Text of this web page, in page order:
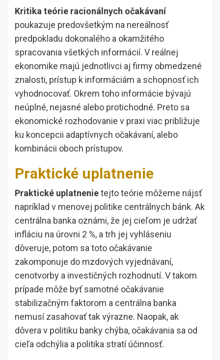
Kritika teórie racionálnych očakávaní
poukazuje predovšetkým na nereálnosť
predpokladu dokonalého a okamžitého
spracovania všetkých informácií. V reálnej
ekonomike majú jednotlivci aj firmy obmedzené
znalosti, prístup k informáciám a schopnosť ich
vyhodnocovať. Okrem toho informácie bývajú
neúplné, nejasné alebo protichodné. Preto sa
ekonomické rozhodovanie v praxi viac približuje
ku koncepcii adaptívnych očakávaní, alebo
kombinácii oboch prístupov.
Praktické uplatnenie
Praktické uplatnenietejto teórie môžeme nájsť
napríklad v menovej politike centrálnych bánk. Ak
centrálna banka oznámi, že jej cieľom je udržať
infláciu na úrovni 2 %, a trh jej vyhláseniu
dôveruje, potom sa toto očakávanie
zakomponuje do mzdových vyjednávaní,
cenotvorby a investičných rozhodnutí. V takom
prípade môže byť samotné očakávanie
stabilizačným faktorom a centrálna banka
nemusí zasahovať tak výrazne. Naopak, ak
dôvera v politiku banky chýba, očakávania sa od
cieľa odchýlia a politika stratí účinnosť.